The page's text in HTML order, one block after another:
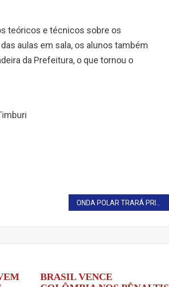
teóricos e técnicos sobre os
aulas em sala, os alunos também
da Prefeitura, o que tornou o
BRASIL VENCE